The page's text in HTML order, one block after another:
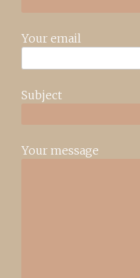
Your email
Subject
Your message